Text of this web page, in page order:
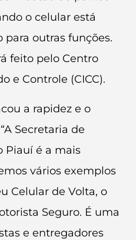
o celular está
outras funções.
feito pelo Centro
e Controle (CICC).
a rapidez e o
Secretaria de
Piauí é a mais
vários exemplos
Celular de Volta, o
Seguro. É uma
e entregadores